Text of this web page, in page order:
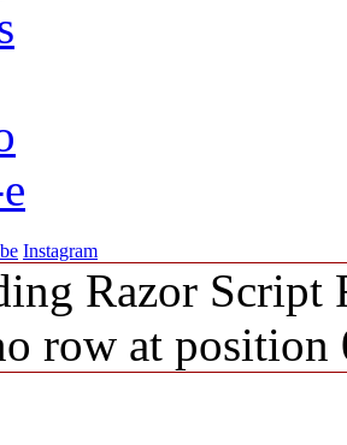
Instagram
Razor Script
row at position